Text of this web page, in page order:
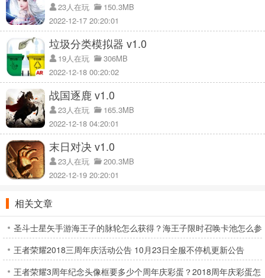
23人在玩
150.3MB
2022-12-17 20:20:01
垃圾分类模拟器 v1.0
19人在玩
306MB
2022-12-18 00:20:02
战国逐鹿 v1.0
23人在玩
165.3MB
2022-12-18 04:20:01
末日对决 v1.0
23人在玩
200.3MB
2022-12-19 20:20:01
相关文章
圣斗士星矢手游海王子的脉轮怎么获得？海王子限时召唤卡池怎么参
与？
王者荣耀2018三周年庆活动公告 10月23日全服不停机更新公告
王者荣耀3周年纪念头像框要多少个周年庆彩蛋？2018周年庆彩蛋怎